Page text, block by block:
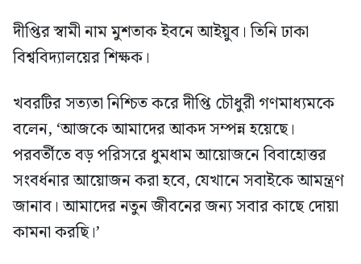
দীপ্তির স্বামী নাম মুশতাক ইবনে আইয়ুব। তিনি ঢাকা
বিশ্ববিদ্যালয়ের শিক্ষক।
খবরটির সত্যতা নিশ্চিত করে দীপ্তি চৌধুরী গণমাধ্যমকে
বলেন, ‘আজকে আমাদের আকদ সম্পন্ন হয়েছে।
পরবর্তীতে বড় পরিসরে ধুমধাম আয়োজনে বিবাহোত্তর
সংবর্ধনার আয়োজন করা হবে, যেখানে সবাইকে আমন্ত্রণ
জানাব। আমাদের নতুন জীবনের জন্য সবার কাছে দোয়া
কামনা করছি।’